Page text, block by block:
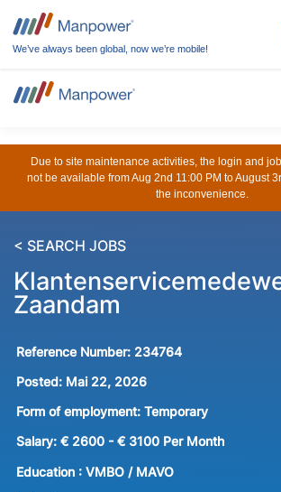
We’ve always been global, now we’re mobile!
Due to site maintenance activities, the login and
not be available from Aug 2nd 11:00 PM to August
the inconvenience.
< SEARCH JOBS
Zaandam
Reference Number: 234764
Posted: Mai 22, 2026
Form of employment: Temporary
Salary: € 2600 - € 3100 Per Month
Education : VMBO / MAVO